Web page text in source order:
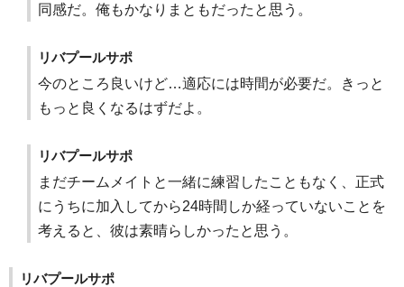
同感だ。俺もかなりまともだったと思う。
リバプールサポ
今のところ良いけど…適応には時間が必要だ。きっと
もっと良くなるはずだよ。
リバプールサポ
まだチームメイトと一緒に練習したこともなく、正式
にうちに加入してから24時間しか経っていないことを
考えると、彼は素晴らしかったと思う。
リバプールサポ